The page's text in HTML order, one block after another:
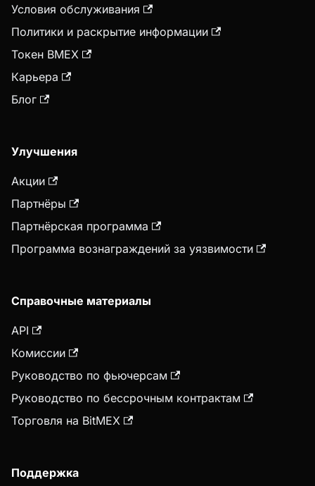
Условия обслуживания
Политики и раскрытие информации
Токен BMEX
Карьера
Блог
Улучшения
Акции
Партнёры
Партнёрская программа
Программа вознаграждений за уязвимости
Справочные материалы
API
Комиссии
Руководство по фьючерсам
Руководство по бессрочным контрактам
Торговля на BitMEX
Поддержка